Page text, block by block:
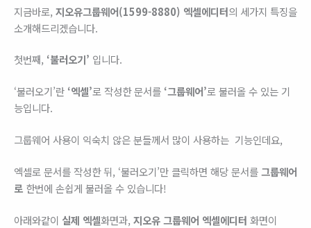
지금바로, 지오유그룹웨어(1599-8880) 엑셀에디터의 세가지 특징을
소개해드리겠습니다.
첫번째, ‘불러오기’ 입니다.
‘불러오기’란 ‘엑셀’로 작성한 문서를 ‘그룹웨어’로 불러올 수 있는 기
능입니다.
그룹웨어 사용이 익숙치 않은 분들께서 많이 사용하는 기능인데요,
엑셀로 문서를 작성한 뒤, ‘불러오기’만 클릭하면 해당 문서를그룹웨어
로 한번에 손쉽게 불러올 수 있습니다!
아래와같이 실제 엑셀화면과, 지오유 그룹웨어 엑셀에디터 화면이